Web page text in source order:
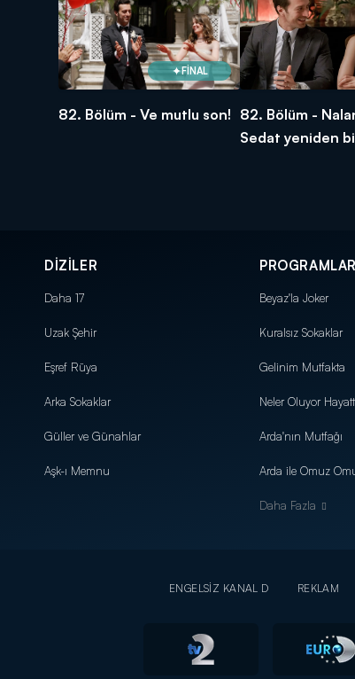
FİNAL
82. Bölüm - Ve mutlu son! 82. Bölüm -
Sedat yeniden
DİZİLER
Daha 17
Uzak Şehir
Eşref Rüya
Arka Sokaklar
Güller ve Günahlar
Aşk-ı Memnu
PROGRAMLAR
Beyaz'la Joker
Kuralsız Sokaklar
Gelinim Mutfakta
Neler Oluyor
Arda'nın Mutfağı
Arda ile Omuz
Daha Fazla
ENGELSİZ KANAL D REKLAM